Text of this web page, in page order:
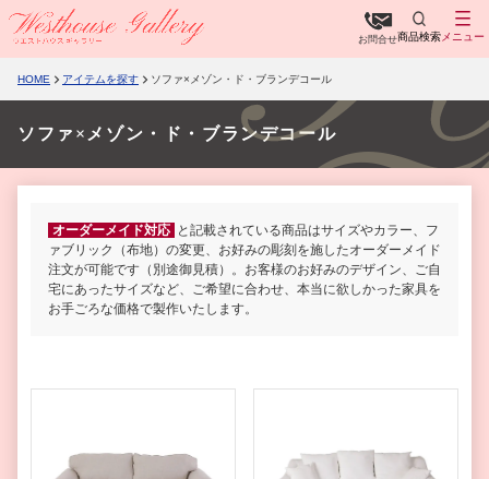
お問合せ商品検索 メニュー
HOME アイテムを探す ソファ×メゾン・ド・ブランデコール
ソファ×メゾン・ド・ブランデコール
オーダーメイド対応 と記載されている商品はサイズやカラー、フ
ァブリック（布地）の変更、お好みの彫刻を施したオーダーメイド
注文が可能です（別途御見積）。お客様のお好みのデザイン、ご自
宅にあったサイズなど、ご希望に合わせ、本当に欲しかった家具を
お手ごろな価格で製作いたします。